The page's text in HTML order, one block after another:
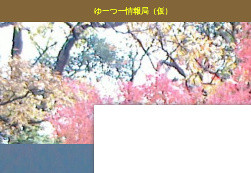
テ
へ
ス
キ
ッ
プ
ゆーつー情報局（仮）